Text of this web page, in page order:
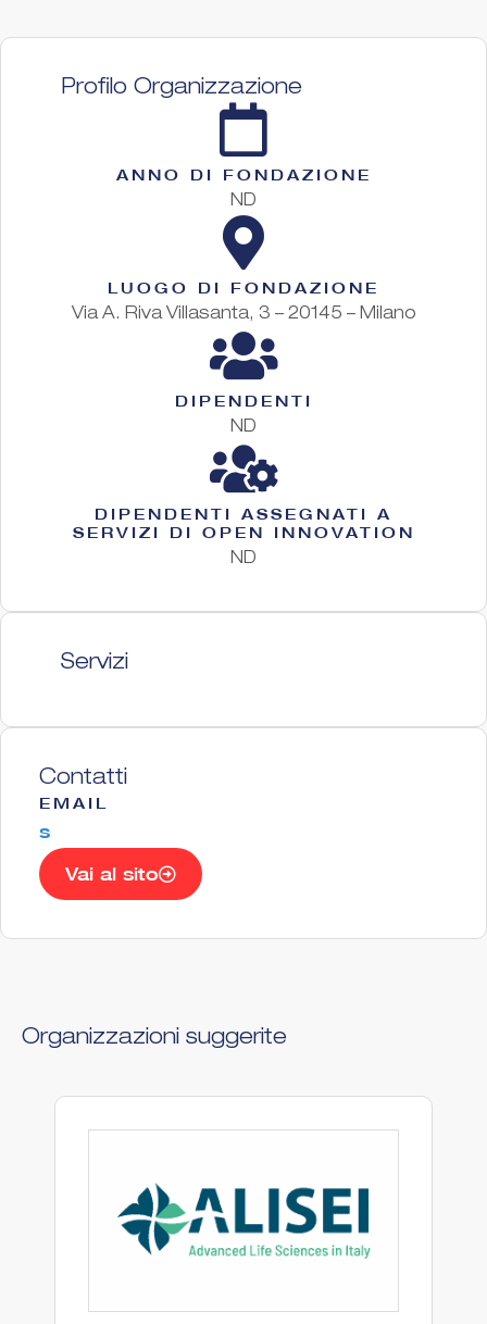
Profilo Organizzazione
ANNO DI FONDAZIONE
ND
LUOGO DI FONDAZIONE
Via A. Riva Villasanta, 3 – 20145 – Milano
DIPENDENTI
ND
DIPENDENTI ASSEGNATI A
SERVIZI DI OPEN INNOVATION
ND
Servizi
Contatti
EMAIL
s
Vai al sito
Organizzazioni suggerite